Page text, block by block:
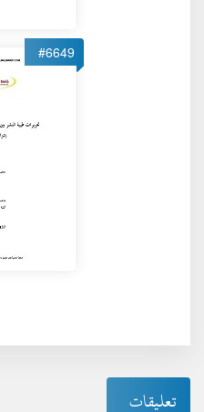
#6649
تعليقات